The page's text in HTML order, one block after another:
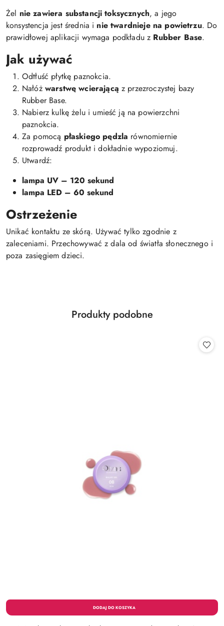
Żel nie zawiera substancji toksycznych, a jego
konsystencja jest średnia i nie twardnieje na powietrzu. Do
prawidłowej aplikacji wymaga podkładu z Rubber Base.
Jak używać
Odtłuść płytkę paznokcia.
Nałóż warstwę wcierającą z przezroczystej bazy
Rubber Base.
Nabierz kulkę żelu i umieść ją na powierzchni
paznokcia.
Za pomocą płaskiego pędzla równomiernie
rozprowadź produkt i dokładnie wypoziomuj.
Utwardź:
lampa UV – 120 sekund
lampa LED – 60 sekund
Ostrzeżenie
Unikać kontaktu ze skórą. Używać tylko zgodnie z
zaleceniami. Przechowywać z dala od światła słonecznego i
poza zasięgiem dzieci.
Pomiń karuzelę produktów
Produkty
Produkty podobne